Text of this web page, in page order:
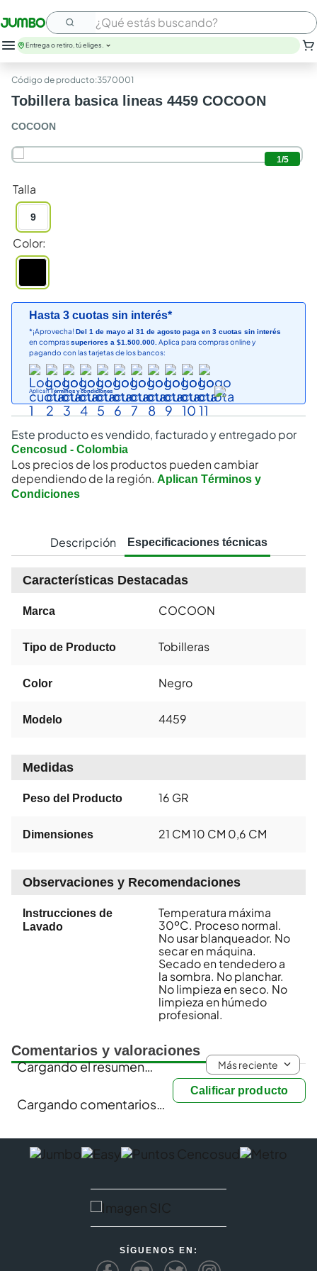
¿Qué estás buscando?
Entrega o retiro, tú eliges.
:3570001
Tobillera basica lineas 4459 COCOON
COCOON
1/5
Talla
9
Color:
Hasta 3 cuotas sin interés*
*¡Aprovecha! Del 1 de mayo al 31 de agosto paga en 3 cuotas sin interés
en comprassuperiores a $1.500.000. Aplica para compras online y
pagando con las tarjetas de los bancos:
AplicanTérminos y condiciones
Este producto es vendido, facturado y entregado por
Cencosud - Colombia
Los precios de los productos pueden cambiar
dependiendo de la región. Aplican Términos y
Condiciones
Descripción Especificaciones técnicas
Características Destacadas
Marca COCOON
Tipo de Producto Tobilleras
Color Negro
Modelo 4459
Medidas
Peso del Producto 16 GR
Dimensiones 21 CM 10 CM 0,6 CM
Observaciones y Recomendaciones
Instrucciones de
Lavado
Temperatura máxima
30ºC. Proceso normal.
No usar blanqueador. No
secar en máquina.
Secado en tendedero a
la sombra. No planchar.
No limpieza en seco. No
limpieza en húmedo
profesional.
Comentarios y valoraciones
Calificar producto
Cargando el resumen… Más reciente
Cargando comentarios…
SÍGUENOS EN: